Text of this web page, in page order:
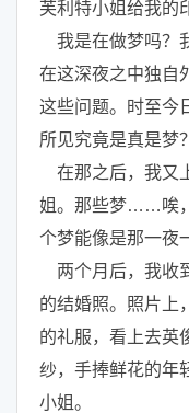
芙利特小姐给我的
我是在做梦吗？
在这深夜之中独自
这些问题。时至今
所见究竟是真是梦
在那之后，我又
姐。那些梦……唉
个梦能像是那一夜
两个月后，我收
的结婚照。照片上
的礼服，看上去英
纱，手捧鲜花的年
小姐。